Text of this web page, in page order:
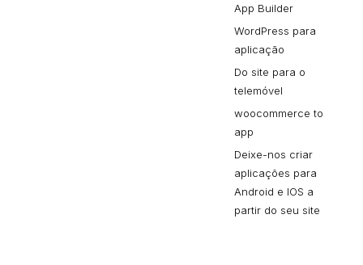
App Builder
WordPress para
aplicação
Do site para o
telemóvel
woocommerce to
app
Deixe-nos criar
aplicações para
Android e IOS a
partir do seu site